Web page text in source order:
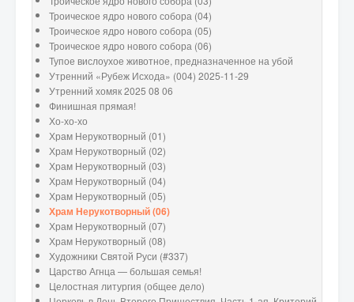
Троическое ядро нового собора (04)
Троическое ядро нового собора (05)
Троическое ядро нового собора (06)
Тупое вислоухое животное, предназначенное на убой
Утренний «Рубеж Исхода» (004) 2025-11-29
Утренний хомяк 2025 08 06
Финишная прямая!
Хо-хо-хо
Храм Нерукотворный (01)
Храм Нерукотворный (02)
Храм Нерукотворный (03)
Храм Нерукотворный (04)
Храм Нерукотворный (05)
Храм Нерукотворный (06)
Храм Нерукотворный (07)
Храм Нерукотворный (08)
Художники Святой Руси (#337)
Царство Агнца — большая семья!
Целостная литургия (общее дело)